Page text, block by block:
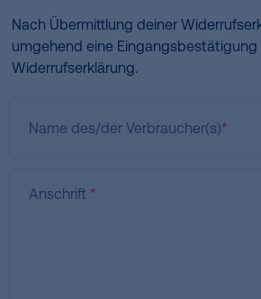
Nach Übermittlung deiner
umgehend eine Eingangsbestätigung
Widerrufserklärung.
Name des/der Verbraucher(s)*
Anschrift *